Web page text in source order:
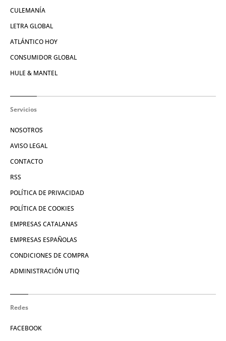
CULEMANÍA
LETRA GLOBAL
ATLÁNTICO HOY
CONSUMIDOR GLOBAL
HULE & MANTEL
Servicios
NOSOTROS
AVISO LEGAL
CONTACTO
RSS
POLÍTICA DE PRIVACIDAD
POLÍTICA DE COOKIES
EMPRESAS CATALANAS
EMPRESAS ESPAÑOLAS
CONDICIONES DE COMPRA
ADMINISTRACIÓN UTIQ
Redes
FACEBOOK